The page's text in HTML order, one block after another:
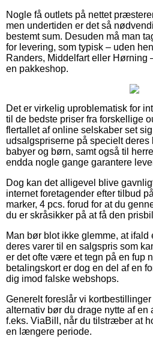
Nogle få outlets på nettet
men undertiden er det så
bestemt sum. Desuden må man
for levering, som typisk – uden
Randers, Middelfart eller Hørning
en pakkeshop.
Det er virkelig uproblematisk for
til de bedste priser fra forskellige
flertallet af online selskaber set
udsalgspriserne på specielt deres
babyer og børn, samt også til
endda nogle gange garantere
Dog kan det alligevel blive
internet foretagender efter tilbud
marker, 4 pcs. forud for at du
du er skråsikker på at få den
Man bør blot ikke glemme, at
deres varer til en salgspris som
er det ofte være et tegn på en fup
betalingskort er dog en del af en
dig imod falske webshops.
Generelt foreslår vi
alternativ bør du drage nytte af
f.eks. ViaBill, når du tilstræber at
en længere periode.